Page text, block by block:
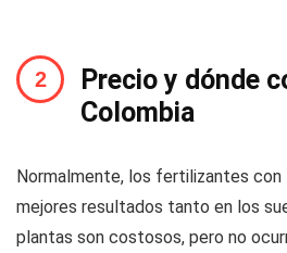
Precio y dónde
Colombia
Normalmente, los fertilizantes con
mejores resultados tanto en los
plantas son costosos, pero no